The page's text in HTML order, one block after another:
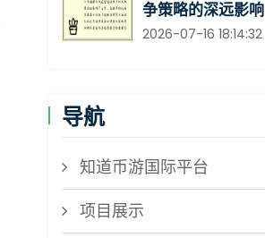
争策略的深远影响
2026-07-16 18:14:32
导航
知道币游国际平台
项目展示